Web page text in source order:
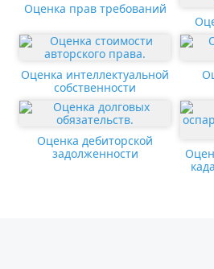
Оценка прав требований
Оценка интеллектуальной
собственности
Оценка дебиторской
задолженности